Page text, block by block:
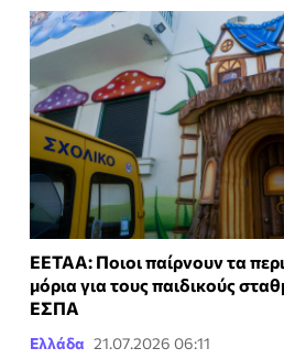
ΕΕΤΑΑ: Ποιοι παίρνουν τα
μόρια για τους παιδικούς
ΕΣΠΑ
Ελλάδα 21.07.2026 06:11